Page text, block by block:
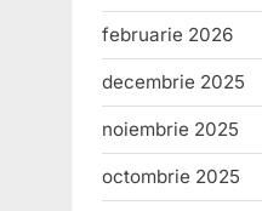
februarie 2026
decembrie 2025
noiembrie 2025
octombrie 2025